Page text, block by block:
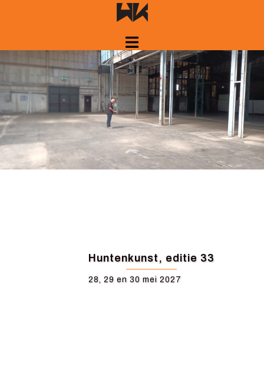
Huntenkunst, editie 33
28, 29 en 30 mei 2027